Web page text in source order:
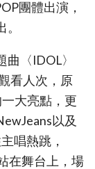
團體出演，
〈IDOL〉
看人次，原
大亮點，更
以及
唱熱跳，
在舞台上，場